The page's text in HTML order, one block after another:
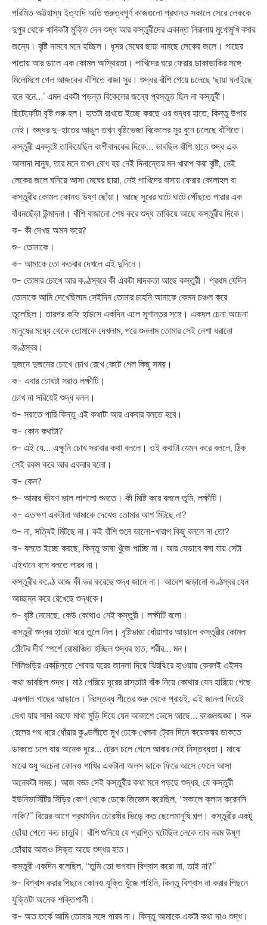
পরিমিত অট্টহাস্য ইত্যাদি অতি গুরুত্বপূর্ণ কাজগুলো প্রধানত সকালে সেরে লেককে
দুপুর থেকে খানিকটা মুক্তি দেন শুদ্ধ আর কস্তুরীদের একান্ত নিরালায় মুখোমুখি বসার
জন্যে। বৃষ্টি নামবে মনে হচ্ছিল। ধূসর মেঘের ছায়া নামছে লেকের জলে। গাছের
পাতায় আর ডালে এক কোমল অস্থিরতা। পাখিদের ঘরে ফেরার ডাকাডাকির সঙ্গে
মিলেমিশে গেল আজকের বাঁশিতে বাজা সুর। শুদ্ধর বাঁশি গেয়ে চলেছে ‘ছায়া ঘনাইছে
বনে বনে…’ এমন একটা পড়ন্ত বিকেলের জন্যে প্রস্তুত ছিল না কস্তুরী।
ছিটেফোঁটা বৃষ্টি শুরু হল। হাতটা রাখতে ইচ্ছে করছে ওর শুদ্ধর হাতে, কিন্তু উপায়
নেই। শুদ্ধর দু-হাতের আঙুল তখন বৃষ্টিভেজা বিকেলের সুর বুনে চলেছে বাঁশিতে।
কস্তুরী একদৃষ্টে তাকিয়েছিল বংশীবাদকের দিকে… ভাবছিল বাঁশি হাতে শুদ্ধ এক
আলাদা মানুষ, তার মনে তখন বোধ হয় নেই দিনান্তের মন খারাপ করা বৃষ্টি, নেই
লেকের জলে ঘনিয়ে আসা মেঘের ছায়া, নেই পাখিদের বাসায় ফেরার কোলাহল বা
কস্তুরীর কোমল কোনও উষ্ণ ছোঁয়া। আছে সুরের ঘাটে ঘাটে পৌঁছতে পারার এক
বাঁধনছেঁড়া উন্মাদনা। বাঁশি বাজানো শেষ করে শুদ্ধ তাকিয়ে আছে কস্তুরীর দিকে।
ক- কী দেখছ অমন করে?
শু- তোমাকে।
ক- আমাকে তো কতবার দেখলে এই দুদিনে।
শু- তোমার চোখে আর কণ্ঠস্বরে কী একটা মাদকতা আছে কস্তুরী। প্রথম যেদিন
তোমাকে আমি দেখেছিলাম সেইদিন তোমার চাহনি আমাকে কেমন চঞ্চল করে
তুলেছিল। তারপর কফি হাউসে একদিন এলে সুশান্তর সঙ্গে। একদল চেনা অচেনা
মানুষের মধ্যে থেকে তোমাকে দেখলাম, পরে শুনলাম তোমার সেই নেশা ধরানো
কণ্ঠস্বর।
দুজনে দুজনের চোখে চোখ রেখে কেটে গেল কিছু সময়।
ক- এবার চোখটা সরাও লক্ষীটি।
চোখ না সরিয়েই শুদ্ধ বলল।
শু- সরাতে পারি কিন্তু এই কথাটা আর একবার বলতে হবে।
ক- কোন কথাটা?
শু- এই যে… এক্ষুনি চোখ সরাবার কথা বললে। ওই কথাটা যেমন করে বললে, ঠিক
সেই রকম করে আর একবার বলো।
ক- কেন?
শু- আমার ভীযণ ভাল লাগলো শুনতে। কী মিষ্টি করে বললে তুমি, লক্ষীটি।
ক- এতক্ষণ একটানা আমাকে দেখেও তোমার আশ মিটছে না?
শু- না, সত্যিই মিটছে না। কই বাঁশি শুনে ভালো-খারাপ কিছু বললে না তো?
ক- বলতে ইচ্ছে করছে, কিন্তু ভাষা খুঁজে পাচ্ছি না। আর যেভাবে বলা যায় সেটা
এইখানে বসে বলতে পারব না।
কস্তুরীর কণ্ঠে আজ কী ভর করেছে শুদ্ধ জানে না। আবেশ জড়ানো কণ্ঠস্বর যেন
আচ্ছন্ন করে রেখেছে শুদ্ধকে।
শু- বৃষ্টি নেমেছে, কেউ কোথাও নেই কস্তুরী। লক্ষীটি বলো।
কস্তুরী শুদ্ধর হাতটা ধরে তুলে নিল। বৃষ্টিভাঙা ধোঁয়াশার আড়ালে কস্তুরীর কোমল
ঠোঁটের দীর্ঘ স্পর্শে রোমাঞ্চিত হচ্ছিল শুদ্ধর হাত, শরীর… মন।
শিলিগুড়ির একচিলতে শোবার ঘরের জানলা দিয়ে ঝিরঝিরে হাওয়ায় কেবলই এইসব
কথা ভাবছিল শুদ্ধ। মাঠ পেরিয়ে দূরের রাস্তাটা বাঁক নিয়ে কোথায় যেন হারিয়ে গেছে
একপাল গাছের আড়ালে। নিঃস্তব্ধ শীতের শুরু থেকে প্রায়ই, এই জানলা দিয়েই
দেখা যায় সাদা বরফে মাথা মুড়ি দিয়ে যেন আকাশে ভেসে আছে… কাঞ্চনজঙ্ঘা। সরু
রেলের পথ ধরে ধোঁয়ার কুণ্ডলীতে মুখ ঢেকে খেলনা ট্রেন দিনে কয়েকবার ডাকতে
ডাকতে চলে যায় অনেক দূরে… ট্রেন চলে গেলে আবার সেই নিস্তব্ধতা। মাঝে
মাঝে শুধু অচেনা কোনও পাখির একটানা অলস ডাকে ফিরে আসে ফেলে আসা
অনেকটা সময়। আজ বড্ড সেই কস্তুরীর কথা মনে পড়ছে শুদ্ধর, যে কস্তুরী
ইউনিভার্সিটির সিঁড়ির কোণ থেকে ডেকে জিজ্ঞেস করেছিল, “সকালে ক্লাস করেননি
নাকি?” বিয়ের আগে প্রথমদিন চৌরঙ্গীর ভিড়ে কত ছেলেমানুষি গল্প। কস্তুরীর একটু
ছোঁয়া পেতে কত চাতুরি। বাঁশি শুনিয়ে যে প্রাপ্তি ঘটেছিল লেকে তার নরম উষ্ণ
ছোঁয়ায় আজও সিক্ত আছে শুদ্ধর হাত।
কস্তুরী একদিন বলেছিল, “তুমি তো ভগবান বিশ্বাস করো না, তাই না?”
শু- বিশ্বাস করার পিছনে কোনও যুক্তি খুঁজে পাইনি, কিন্তু বিশ্বাস না করার পিছনে
যুক্তিটা অনেক শক্তিশালী।
ক- অত তর্কে আমি তোমার সঙ্গে পারব না। কিন্তু আমাকে একটা কথা দাও শুদ্ধ।